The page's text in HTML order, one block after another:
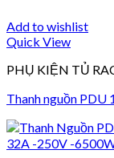
Add to wishlist
Quick View
PHỤ KIỆN TỦ
Thanh nguồn PDU